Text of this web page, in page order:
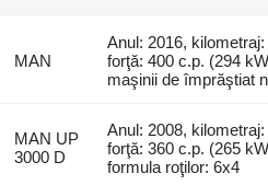
MAN
Anul: 2016,
forţă: 400 c.p. (294
maşinii de împrăştiat
MAN UP
3000 D
Anul: 2008,
forţă: 360 c.p. (265
formula roţilor: 6x4